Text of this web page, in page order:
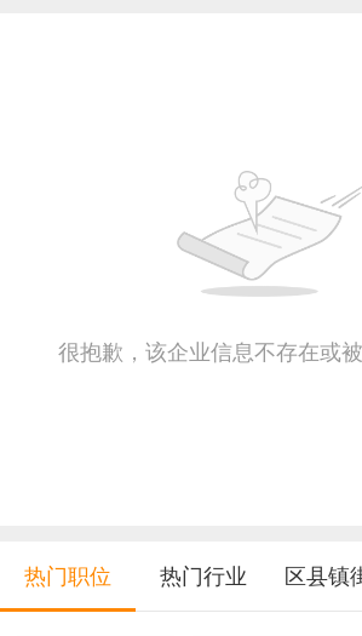
很抱歉，该企业信息不存在或
热门职位 热门行业 区县镇